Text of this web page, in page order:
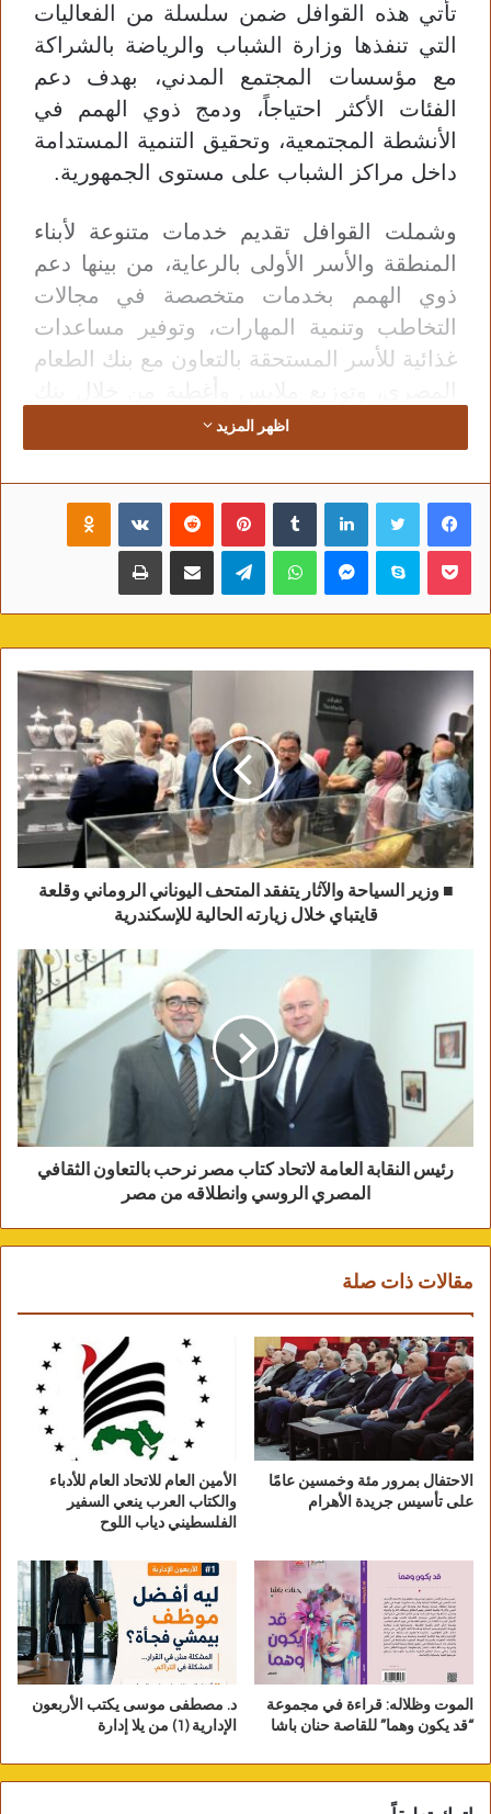
تأتي هذه القوافل ضمن سلسلة من الفعاليات
التي تنفذها وزارة الشباب والرياضة بالشراكة
مع مؤسسات المجتمع المدني، بهدف دعم
الفئات الأكثر احتياجاً، ودمج ذوي الهمم في
الأنشطة المجتمعية، وتحقيق التنمية المستدامة
داخل مراكز الشباب على مستوى الجمهورية.
وشملت القوافل تقديم خدمات متنوعة لأبناء
المنطقة والأسر الأولى بالرعاية، من بينها دعم
ذوي الهمم بخدمات متخصصة في مجالات
التخاطب وتنمية المهارات، وتوفير مساعدات
غذائية للأسر المستحقة بالتعاون مع بنك الطعام
الكساء المصري، وتنظيم أنشطة ترفيهية
ورياضية داخل مركز الشباب لدمج الأطفال
والشباب من مختلف الفئات.
وأكد الدكتور أشرف صبحي وزير الشباب
والرياضة أن هذه المبادرة تأتي ضمن توجه
الدولة المصرية بقيادة فخامة الرئيس عبد
الاجتماعية، وتقديم أوجه الدعم والرعاية للأسر
وذوي الهمم، مشيراً إلى أن مراكز الشباب
أصبحت منصات مجتمعية متكاملة لخدمة
المواطنين، وليست مجرد ساحات رياضية فقط.
ومن جانبها، أوضحت مؤسسة زايد العليا
لأصحاب الهمم أن الشراكة مع وزارة الشباب
والرياضة وبنوك المجتمع المدني تمثل نموذجاً
للتكامل بين الجهات الحكومية والأهلية، بما
يضمن وصول الخدمات إلى أكبر عدد من
كما أكد بنك الطعام المصري وبنك الكساء
المصري استمرار جهودهما في دعم المبادرات
الوطنية، وتوسيع نطاق عمل القوافل المتكاملة
في مختلف المحافظات خلال الفترة المقبلة.
اظهر المزيد
فيسبوك لينكدإن بينتيريست
بوكيت سكايب واتساب تيلقرام
■ وزير السياحة والآثار يتفقد المتحف اليوناني الروماني وقلعة
قايتباي خلال زيارته الحالية للإسكندرية
رئيس النقابة العامة لاتحاد كتاب مصر نرحب بالتعاون الثقافي
المصري الروسي وانطلاقه من مصر
مقالات ذات صلة
الاحتفال بمرور مئة وخمسين عامًا
على تأسيس جريدة الأهرام
الأمين العام للاتحاد العام للأدباء
والكتاب العرب ينعي السفير
الفلسطيني دياب اللوح
الموت وظلاله: قراءة في مجموعة
“قد يكون وهما” للقاصة حنان باشا
د. مصطفى موسى يكتب الأربعون
الإدارية (1) من يلا إدارة